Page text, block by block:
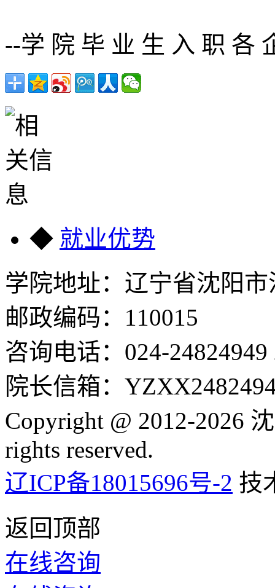
--学 院 毕 业 生 入 职 各
◆ 就业优势
学院地址：辽宁省沈阳
邮政编码：110015
咨询电话：024-24824949
院长信箱：
Copyright @ 2012-2026
rights reserved.
辽ICP备18015696号-2 技
返回顶部
在线咨询